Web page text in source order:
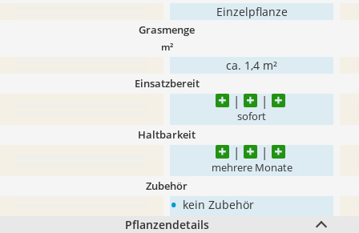
Einzelpflanze
Grasmenge
m²
ca. 1,4 m²
Einsatzbereit
sofort
Haltbarkeit
mehrere Monate
Zubehör
• kein Zubehör
Pflanzendetails